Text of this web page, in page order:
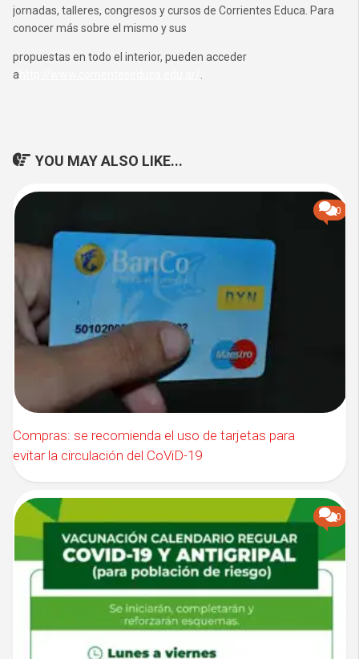
jornadas, talleres, congresos y cursos de Corrientes Educa. Para
conocer más sobre el mismo y sus
propuestas en todo el interior, pueden acceder
a
YOU MAY ALSO LIKE...
0
Compras: se recomienda el uso de tarjetas para
evitar la circulación del CoViD-19
0